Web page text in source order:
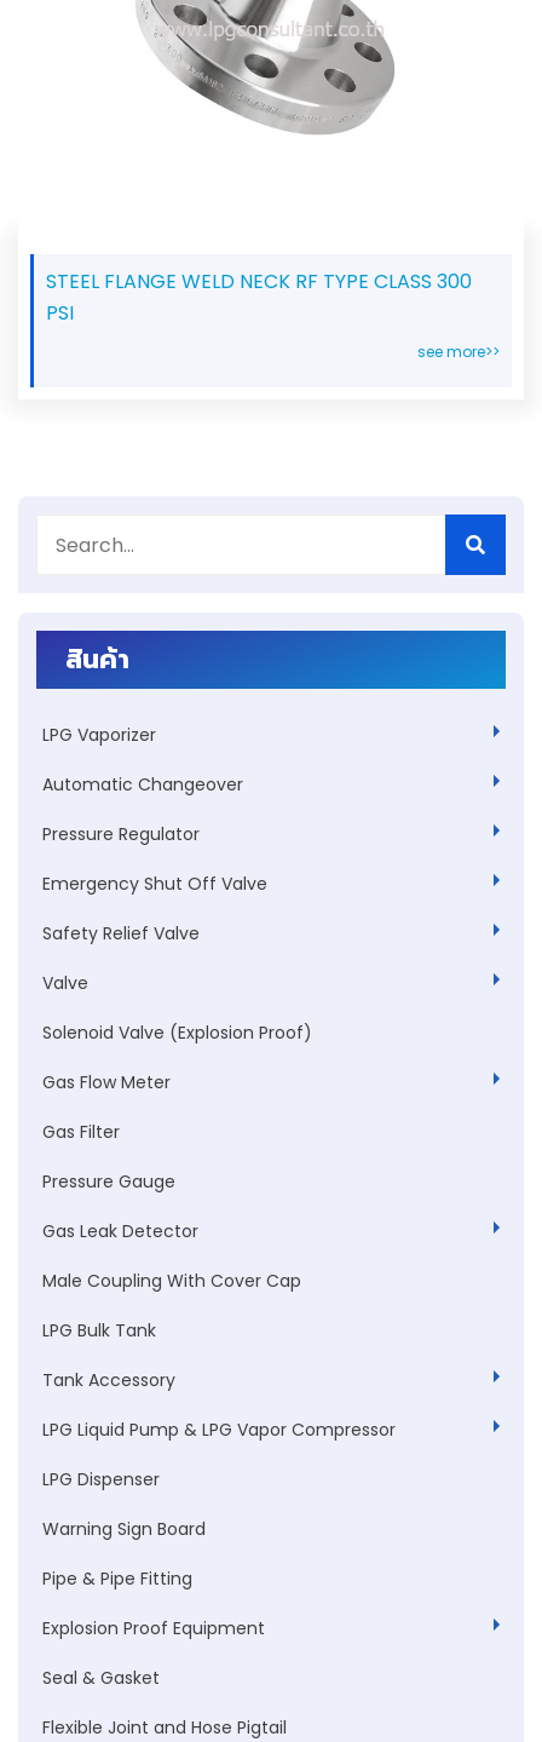
สินค้า
LPG Vaporizer
Automatic Changeover
Pressure Regulator
Emergency Shut Off Valve
Safety Relief Valve
Valve
Solenoid Valve (Explosion Proof)
Gas Flow Meter
Gas Filter
Pressure Gauge
Gas Leak Detector
Male Coupling With Cover Cap
LPG Bulk Tank
Tank Accessory
LPG Liquid Pump & LPG Vapor Compressor
LPG Dispenser
Warning Sign Board
Pipe & Pipe Fitting
Explosion Proof Equipment
Seal & Gasket
Flexible Joint and Hose Pigtail
STEEL FLANGE WELD NECK RF TYPE CLASS 300
PSI
see more>>